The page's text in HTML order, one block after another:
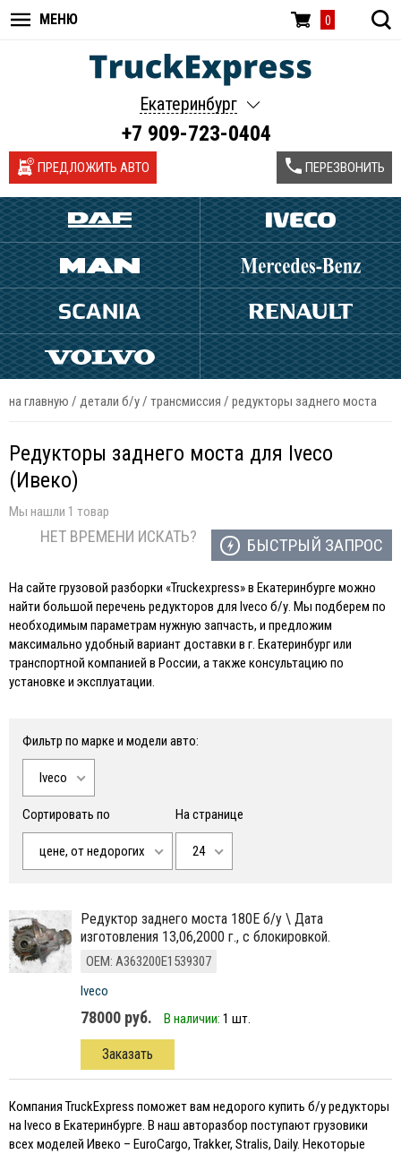
МЕНЮ 0
Екатеринбург
+7 909-723-0404
ПРЕДЛОЖИТЬ АВТО
на главную / детали б/у/ трансмиссия / редукторы заднего моста
Редукторы заднего моста для Iveco
(Ивеко)
Мы нашли 1 товар
НЕТ ВРЕМЕНИ ИСКАТЬ? БЫСТРЫЙ ЗАПРОС
На сайте грузовой разборки «Truckexpress» в Екатеринбурге можно
найти большой перечень редукторов для Iveco б/у. Мы подберем по
необходимым параметрам нужную запчасть, и предложим
максимально удобный вариант доставки в г. Екатеринбург или
транспортной компанией в России, а также консультацию по
установке и эксплуатации.
Фильтр по марке и модели авто:
Iveco
Сортировать по
цене, от недорогих
На странице
24
редуктор заднего моста 180E б/у \ Дата
изготовления 13,06,2000 г., с блокировкой.
ОЕМ: A363200E1539307
Iveco
78000 руб. В наличии: 1 шт.
Заказать
Компания TruckExpress поможет вам недорого купить б/у редукторы
на Iveco в Екатеринбурге. В наш авторазбор поступают грузовики
всех моделей Ивеко – EuroCargo, Trakker, Stralis, Daily. Некоторые